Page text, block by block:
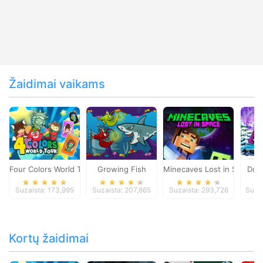
Žaidimai vaikams
Four Colors World Tour
Suzaista: 173,995
Growing Fish
Suzaista: 207,865
Minecaves Lost in Space
Suzaista: 293,726
Kortų žaidimai